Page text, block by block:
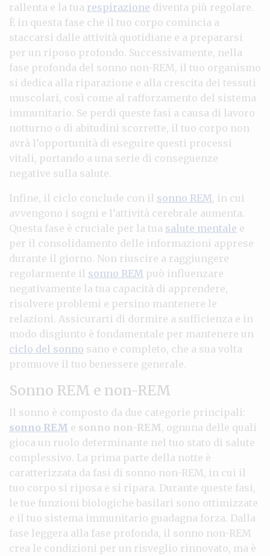
rallenta e la tua respirazione diventa più regolare.
È in questa fase che il tuo corpo comincia a
staccarsi dalle attività quotidiane e a prepararsi
per un riposo profondo. Successivamente, nella
fase profonda del sonno non-REM, il tuo organismo
si dedica alla riparazione e alla crescita dei tessuti
muscolari, così come al rafforzamento del sistema
immunitario. Se perdi queste fasi a causa di lavoro
notturno o di abitudini scorrette, il tuo corpo non
avrà l’opportunità di eseguire questi processi
vitali, portando a una serie di conseguenze
negative sulla salute.
Infine, il ciclo conclude con il sonno REM, in cui
avvengono i sogni e l’attività cerebrale aumenta.
Questa fase è cruciale per la tua salute mentale e
per il consolidamento delle informazioni apprese
durante il giorno. Non riuscire a raggiungere
regolarmente il sonno REM può influenzare
negativamente la tua capacità di apprendere,
risolvere problemi e persino mantenere le
relazioni. Assicurarti di dormire a sufficienza e in
modo disgiunto è fondamentale per mantenere un
ciclo del sonno sano e completo, che a sua volta
promuove il tuo benessere generale.
Sonno REM e non-REM
Il sonno è composto da due categorie principali:
sonno REM e sonno non-REM, ognuna delle quali
gioca un ruolo determinante nel tuo stato di salute
complessivo. La prima parte della notte è
caratterizzata da fasi di sonno non-REM, in cui il
tuo corpo si riposa e si ripara. Durante queste fasi,
le tue funzioni biologiche basilari sono ottimizzate
e il tuo sistema immunitario guadagna forza. Dalla
fase leggera alla fase profonda, il sonno non-REM
crea le condizioni per un risveglio rinnovato, ma è